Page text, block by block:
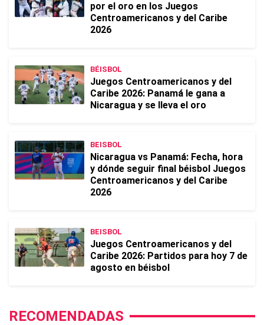
por el oro en los Juegos
Centroamericanos y del Caribe
2026
BÉISBOL
Juegos Centroamericanos y del
Caribe 2026: Panamá le gana a
Nicaragua y se lleva el oro
BEISBOL
Nicaragua vs Panamá: Fecha, hora
y dónde seguir final béisbol Juegos
Centroamericanos y del Caribe
2026
BEISBOL
Juegos Centroamericanos y del
Caribe 2026: Partidos para hoy 7 de
agosto en béisbol
RECOMENDADAS